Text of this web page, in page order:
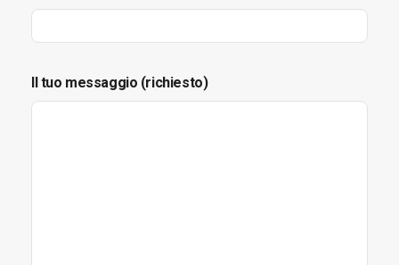
Il tuo messaggio (richiesto)